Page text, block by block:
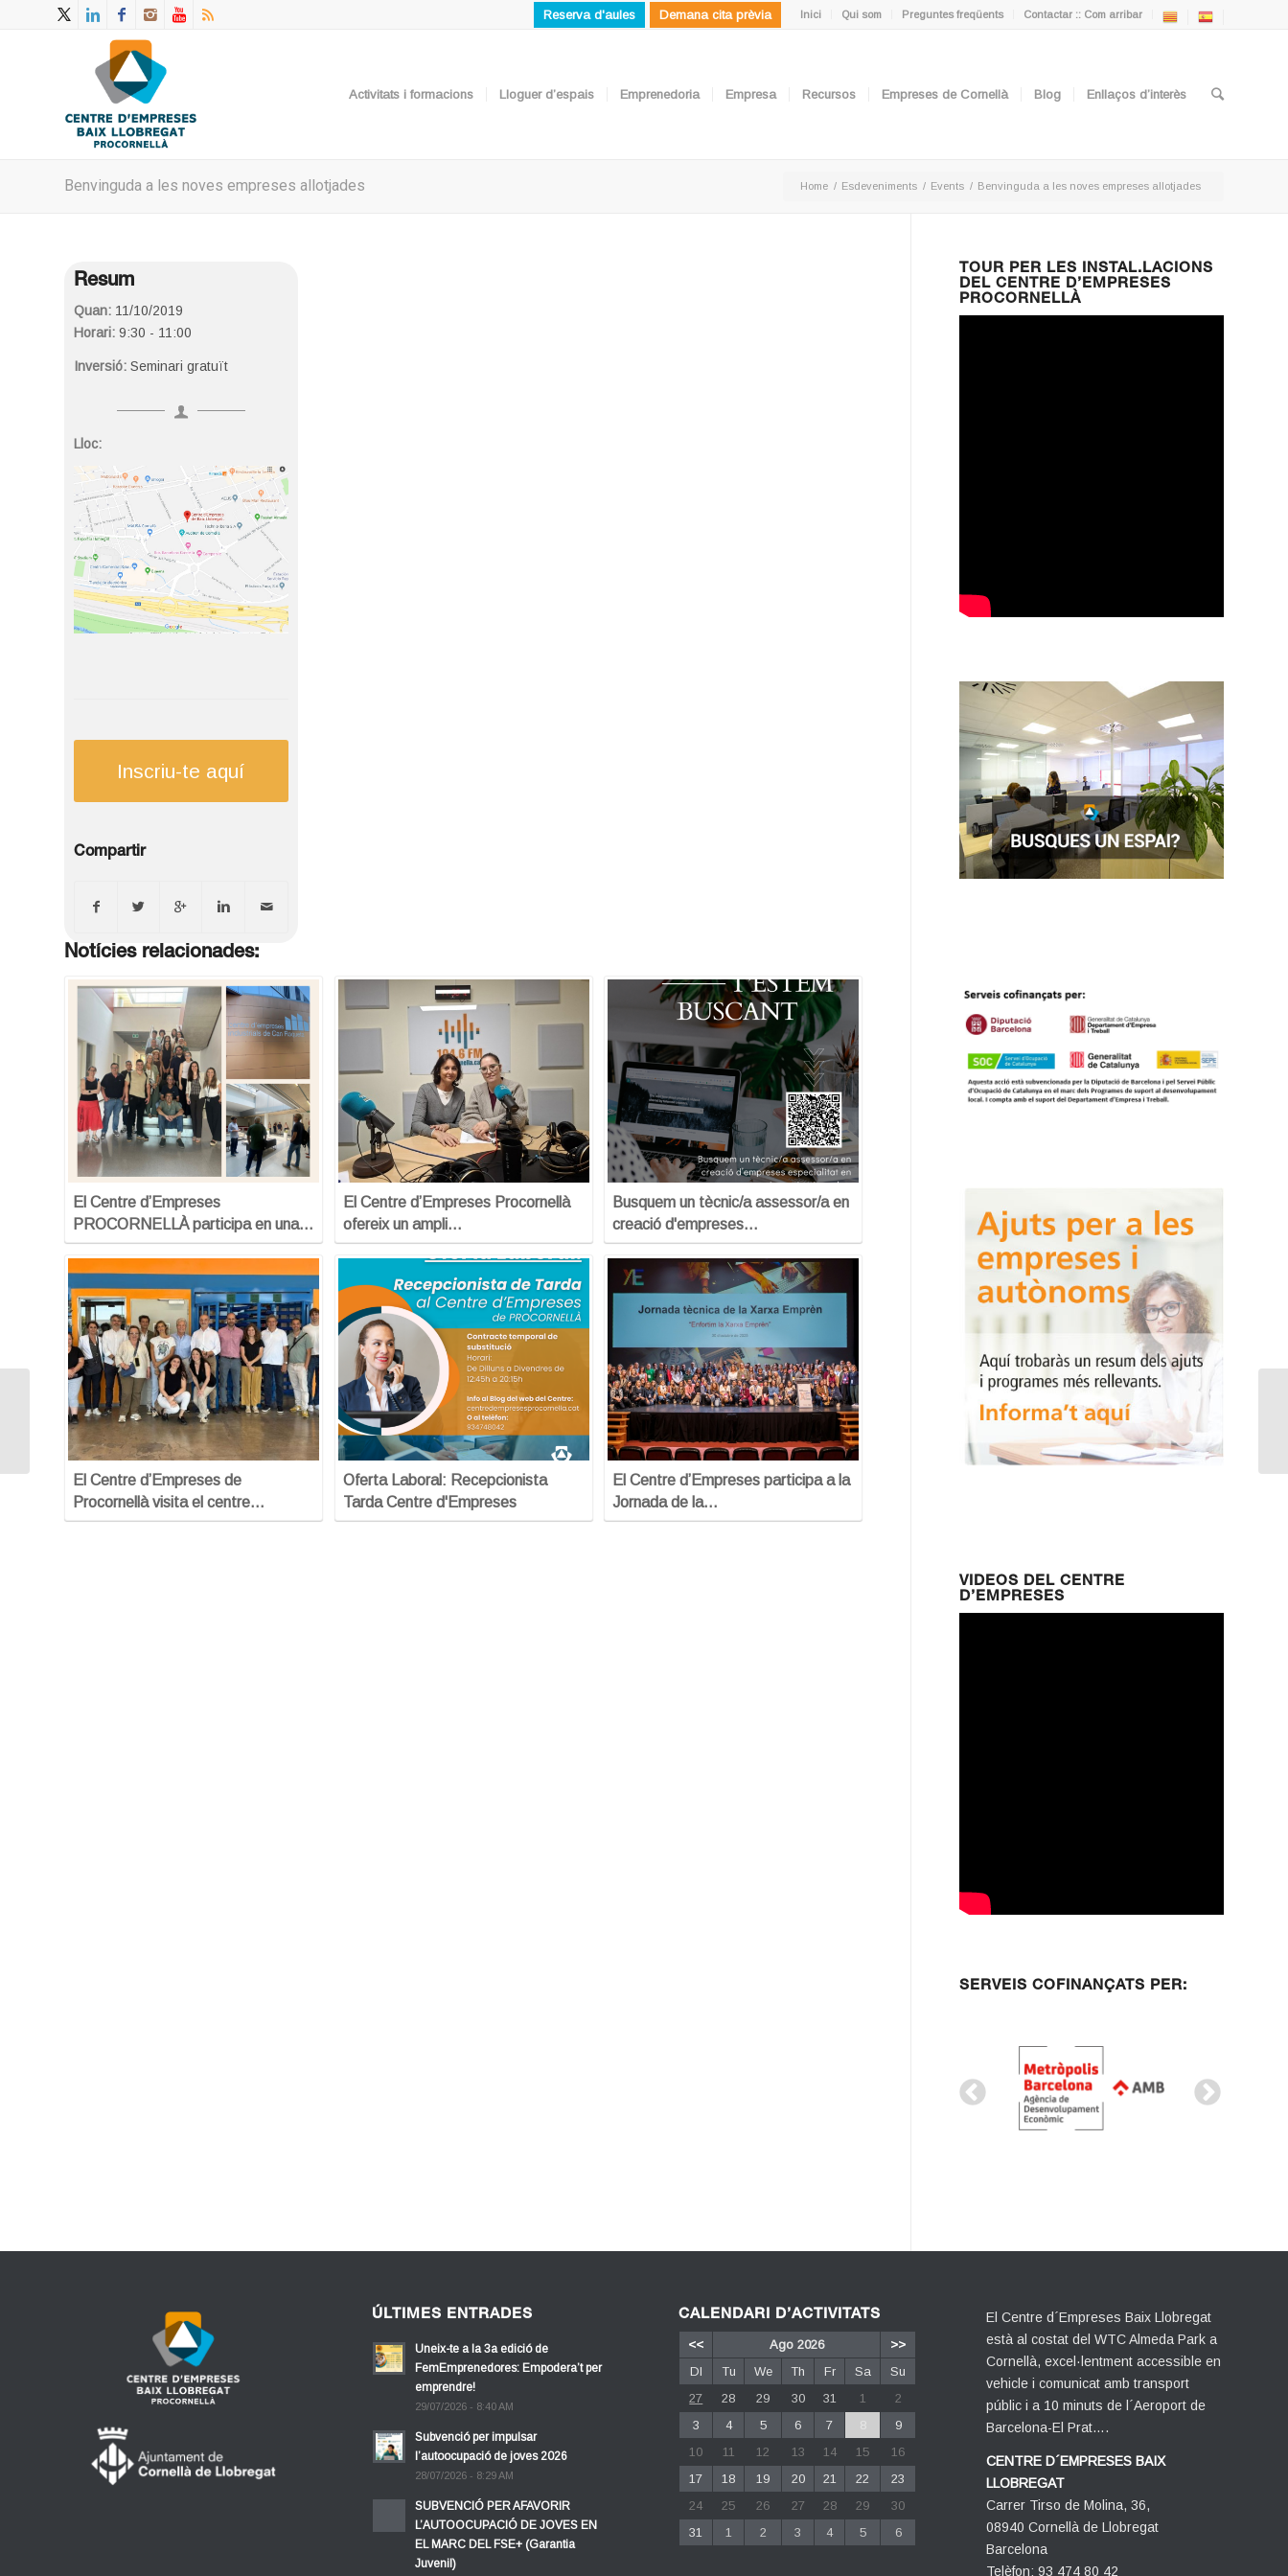
Inici Qui som Preguntes freqüents Contactar :: Com arribar
Reserva d'aules Demana cita prèvia
Activitats i formacions Lloguer d’espais Emprenedoria Empresa Recursos Empreses de Cornellà Blog Enllaços d’interès
Benvinguda a les noves empreses allotjades Home / Esdeveniments / Events / Benvinguda a les noves empreses allotjades
Resum
Quan: 11/10/2019
Horari: 9:30 - 11:00
Inversió: Seminari gratuït
Lloc:
Inscriu-te aquí
Compartir
Notícies relacionades:
El Centre d’Empreses
PROCORNELLÀ participa en una…
El Centre d’Empreses de
Procornellà visita el centre…
El Centre d’Empreses Procornellà
ofereix un ampli…
Oferta Laboral: Recepcionista
Tarda Centre d'Empreses
Busquem un tècnic/a assessor/a en
creació d'empreses…
El Centre d’Empreses participa a la
Jornada de la…
TOUR PER LES INSTAL.LACIONS
DEL CENTRE D’EMPRESES
PROCORNELLÀ
VIDEOS DEL CENTRE
D’EMPRESES
SERVEIS COFINANÇATS PER:
ÚLTIMES ENTRADES
Uneix-te a la 3a edició de
FemEmprenedores: Empodera’t per
emprendre!
29/07/2026 - 8:40 AM
Subvenció per impulsar
l’autoocupació de joves 2026
28/07/2026 - 8:29 AM
SUBVENCIÓ PER AFAVORIR
L’AUTOOCUPACIÓ DE JOVES EN
EL MARC DEL FSE+ (Garantia
Juvenil)
CALENDARI D’ACTIVITATS
<< Ago 2026
>>
Dl
Tu We Th Fr Sa
Su
27
28 29 30 31 1
2
3
4 5 6 7 8
9
10
11 12 13 14 15
16
17
18 19 20 21 22
23
24
25 26 27 28 29
30
31
1 2 3 4 5 6
El Centre d´Empreses Baix Llobregat
està al costat del WTC Almeda Park a
Cornellà, excel·lentment accessible en
vehicle i comunicat amb transport
públic i a 10 minuts de l´Aeroport de
Barcelona-El Prat….
CENTRE D´EMPRESES BAIX
LLOBREGAT
Carrer Tirso de Molina, 36,
08940 Cornellà de Llobregat
Barcelona
Telèfon: 93 474 80 42
Introducció a l’emprenedoria